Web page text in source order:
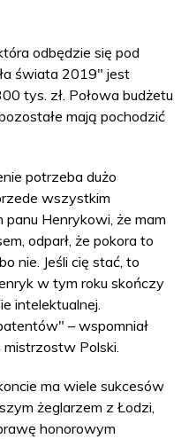
odbędzie się pod
świata 2019" jest
tys. zł. Połowa budżetu
mają pochodzić
potrzeba dużo
wszystkim
panu Henrykowi, że mam
odparł, że pokora to
nie. Jeśli cię stać, to
w tym roku skończy
intelektualnej.
– wspomniał
Polski.
ma wiele sukcesów
żeglarzem z Łodzi,
honorowym